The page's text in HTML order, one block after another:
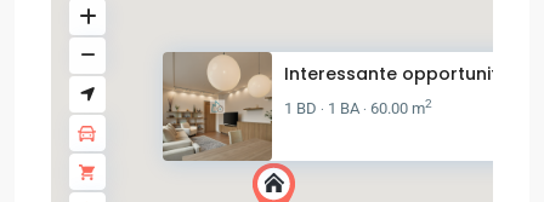
Interessante opportunità in
1 BD · 1 BA · 60.00 m2